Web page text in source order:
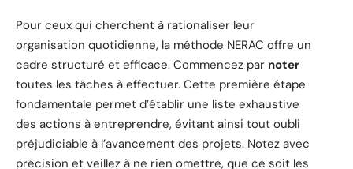
Pour ceux qui cherchent à rationaliser leur
organisation quotidienne, la méthode NERAC offre un
cadre structuré et efficace. Commencez par noter
toutes les tâches à effectuer. Cette première étape
fondamentale permet d’établir une liste exhaustive
des actions à entreprendre, évitant ainsi tout oubli
préjudiciable à l’avancement des projets. Notez avec
précision et veillez à ne rien omettre, que ce soit les